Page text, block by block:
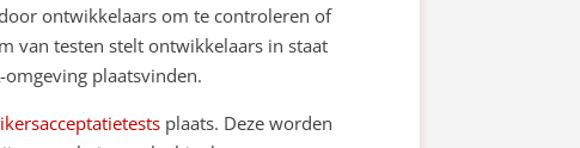
ontwikkelaars om te controleren of
van testen stelt ontwikkelaars in staat
plaatsvinden.
plaats. Deze worden